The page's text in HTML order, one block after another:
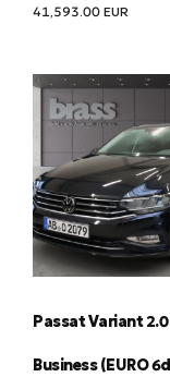
41,593.00 EUR
Passat Variant 2.0
Business (EURO